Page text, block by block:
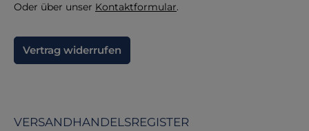
Oder über unser Kontaktformular.
Vertrag widerrufen
VERSANDHANDELSREGISTER